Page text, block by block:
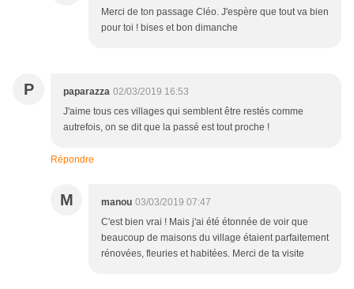
Merci de ton passage Cléo. J'espère que tout va bien
pour toi ! bises et bon dimanche
P paparazza 02/03/2019 16:53
J'aime tous ces villages qui semblent être restés comme
autrefois, on se dit que la passé est tout proche !
Répondre
M manou 03/03/2019 07:47
C'est bien vrai ! Mais j'ai été étonnée de voir que
beaucoup de maisons du village étaient parfaitement
rénovées, fleuries et habitées. Merci de ta visite